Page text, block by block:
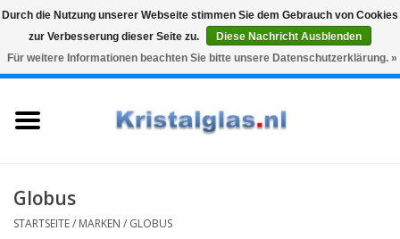
Snelle levering
Graveren
0 Artikel - €0,00
Karaffen
Globus
STARTSEITE/ MARKEN / GLOBUS
Durch die Nutzung unserer Webseite stimmen Sie dem Gebrauch von Cookies
zur Verbesserung dieser Seite zu.
Diese Nachricht Ausblenden
Für weitere Informationen beachten Sie bitte unsere Datenschutzerklärung. »